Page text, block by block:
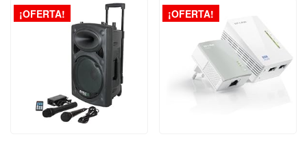
¡OFERTA! ¡OFERTA!